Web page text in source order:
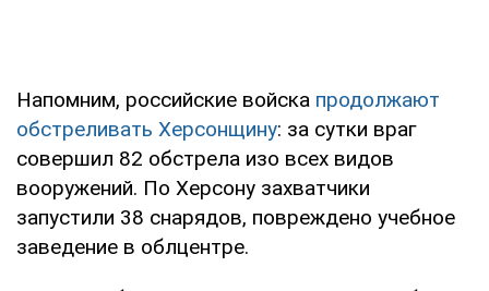
Напомним, российские войска продолжают
обстреливать Херсонщину: за сутки враг
совершил 82 обстрела изо всех видов
вооружений. По Херсону захватчики
запустили 38 снарядов, повреждено учебное
заведение в облцентре.